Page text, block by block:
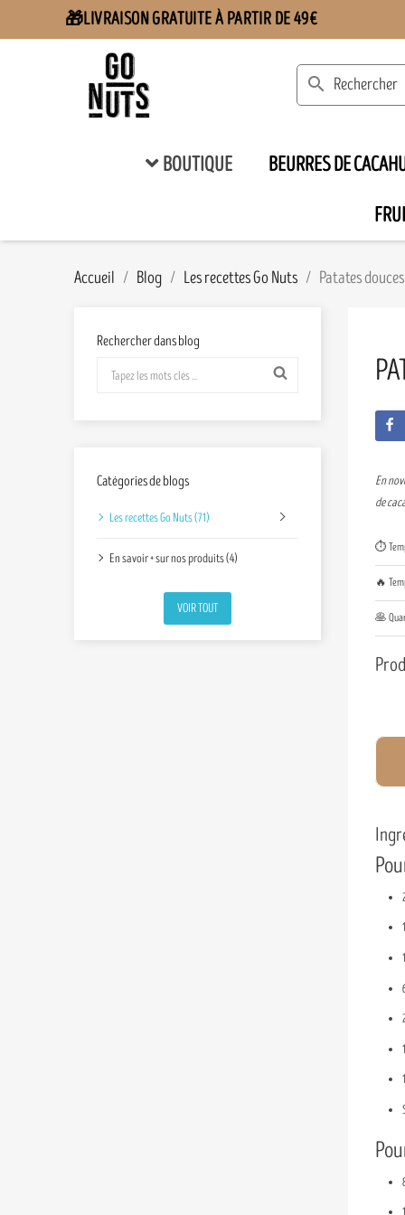
🎁LIVRAISON GRATUITE À PARTIR DE 49€
search
BOUTIQUE BEURRES DE
Accueil Blog Les recettes Go Nuts Patates
Rechercher dans blog
Catégories de blogs
Les recettes Go Nuts (71)
En savoir + sur nos produits (4)
VOIR TOUT
En
de
⏱️
🔥
🥞